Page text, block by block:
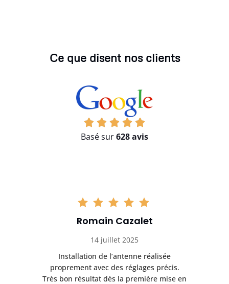
Ce que disent nos clients
Basé sur628 avis
Romain Cazalet
14 juillet 2025
Installation de l’antenne réalisée
proprement avec des réglages précis.
Très bon résultat dès la première mise en